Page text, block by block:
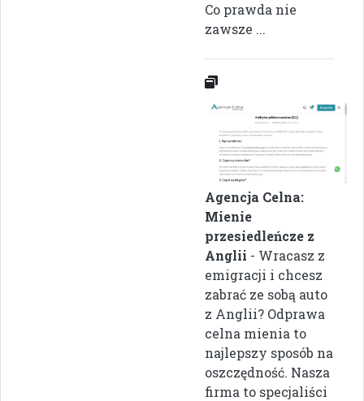
Co prawda nie
zawsze ...
Agencja Celna:
Mienie
przesiedleńcze z
Anglii - Wracasz z
emigracji i chcesz
zabrać ze sobą auto
z Anglii? Odprawa
celna mienia to
najlepszy sposób na
oszczędność. Nasza
firma to specjaliści